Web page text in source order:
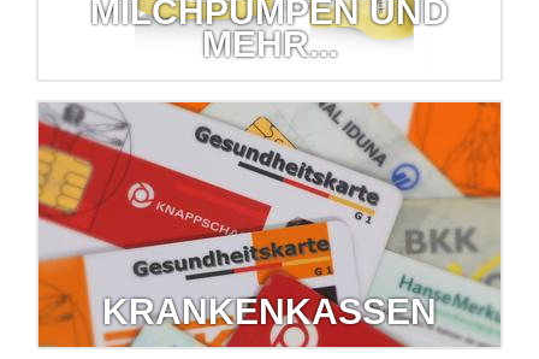
MILCHPUMPEN UND
MEHR...
Milchpumpen und mehr...
Wir verleihen Babywaagen, Milchpumpen, Inhalatoren und
sogar Blutdruckmessgeräte!
mehr erfahren...
KRANKENKASSEN